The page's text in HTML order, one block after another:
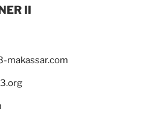
II
makassar.com